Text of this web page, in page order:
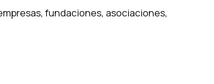
fundaciones, asociaciones,